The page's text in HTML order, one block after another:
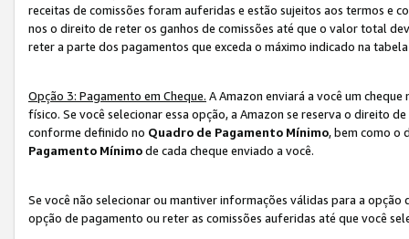
receitas de comissões foram auferidas e estão sujeitos aos termos e
nos o direito de reter os ganhos de comissões até que o valor total
reter a parte dos pagamentos que exceda o máximo indicado na
Opção 3: Pagamento em Cheque. A Amazon enviará a você um
físico. Se você selecionar essa opção, a Amazon se reserva o direito
conforme definido no Quadro de Pagamento Mínimo, bem como o
Pagamento Mínimode cada cheque enviado a você.
Se você não selecionar ou mantiver informações válidas para a
opção de pagamento ou reter as comissões auferidas até que você